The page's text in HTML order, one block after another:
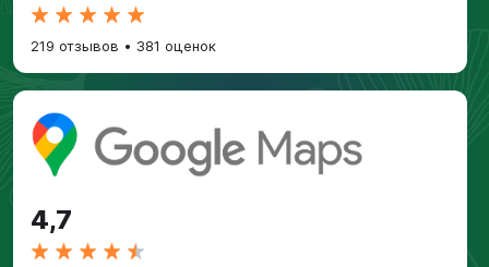
219 отзывов • 381 оценок
4,7